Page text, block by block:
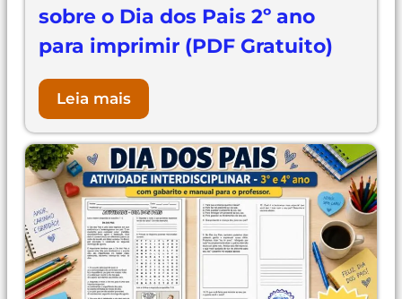
sobre o Dia dos Pais 2º ano
para imprimir (PDF Gratuito)
Leia mais